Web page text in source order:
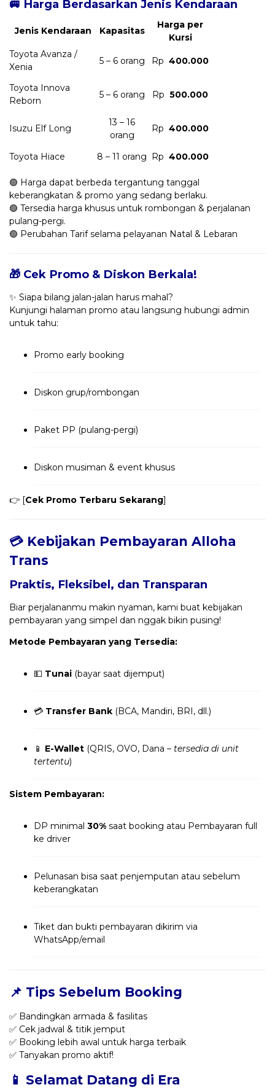
🚐 Harga Berdasarkan Jenis Kendaraan
Jenis Kendaraan Kapasitas
Harga per
Kursi
Toyota Avanza /
Xenia
5 – 6 orang Rp 400.000
Toyota Innova
Reborn
5 – 6 orang Rp 500.000
Isuzu Elf Long
13 – 16
orang
Rp 400.000
Toyota Hiace 8 – 11 orang Rp 400.000
🟢 Harga dapat berbeda tergantung tanggal
keberangkatan & promo yang sedang berlaku.
🟢 Tersedia harga khusus untuk rombongan & perjalanan
pulang-pergi.
🟢 Perubahan Tarif selama pelayanan Natal & Lebaran
🎁 Cek Promo & Diskon Berkala!
✨ Siapa bilang jalan-jalan harus mahal?
Kunjungi halaman promo atau langsung hubungi admin
untuk tahu:
Promo early booking
Diskon grup/rombongan
Paket PP (pulang-pergi)
Diskon musiman & event khusus
👉 [Cek Promo Terbaru Sekarang]
💳 Kebijakan Pembayaran Alloha
Trans
Praktis, Fleksibel, dan Transparan
Biar perjalananmu makin nyaman, kami buat kebijakan
pembayaran yang simpel dan nggak bikin pusing!
Metode Pembayaran yang Tersedia:
💵 Tunai (bayar saat dijemput)
💳 Transfer Bank (BCA, Mandiri, BRI, dll.)
📱 E-Wallet (QRIS, OVO, Dana – tersedia di unit
tertentu)
Sistem Pembayaran:
DP minimal 30% saat booking atau Pembayaran full
ke driver
Pelunasan bisa saat penjemputan atau sebelum
keberangkatan
Tiket dan bukti pembayaran dikirim via
WhatsApp/email
📌 Tips Sebelum Booking
✅ Bandingkan armada & fasilitas
✅ Cek jadwal & titik jemput
✅ Booking lebih awal untuk harga terbaik
✅ Tanyakan promo aktif!
📱 Selamat Datang di Era